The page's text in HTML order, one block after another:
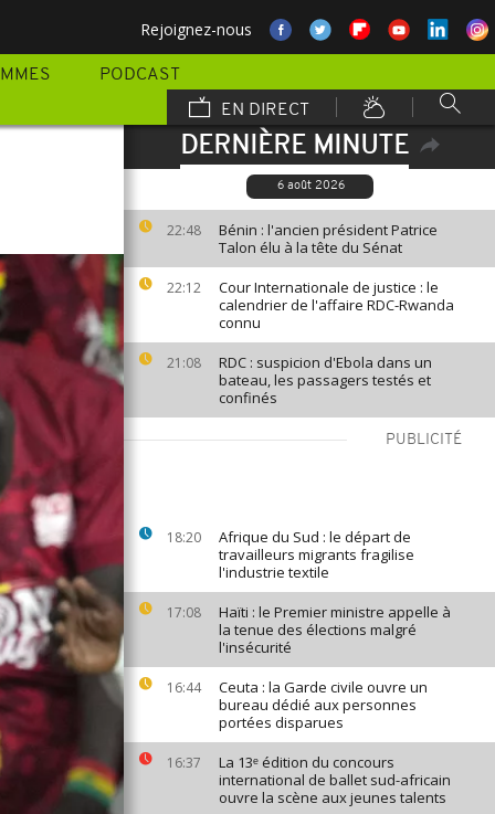
Rejoignez-nous
PODCAST
EN DIRECT
DERNIÈRE MINUTE
6 août 2026
22:48
Bénin : l'ancien président Patrice
Talon élu à la tête du Sénat
22:12
Cour Internationale de justice : le
calendrier de l'affaire RDC-Rwanda
connu
21:08
RDC : suspicion d'Ebola dans un
bateau, les passagers testés et
confinés
PUBLICITÉ
18:20
Afrique du Sud : le départ de
travailleurs migrants fragilise
l'industrie textile
17:08
Haïti : le Premier ministre appelle à
la tenue des élections malgré
l'insécurité
16:44
Ceuta : la Garde civile ouvre un
bureau dédié aux personnes
portées disparues
16:37
La 13ᵉ édition du concours
international de ballet sud-africain
ouvre la scène aux jeunes talents